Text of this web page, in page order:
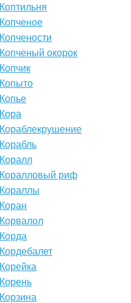
Коптильня
Копченое
Копчености
Копченый окорок
Копчик
Копыто
Копье
Кора
Кораблекрушение
Корабль
Коралл
Коралловый риф
Кораллы
Коран
Корвалол
Корда
Кордебалет
Корейка
Корень
Корзина